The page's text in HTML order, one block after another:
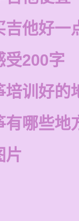
吉他好一
受200字
培训好的
有哪些地
片